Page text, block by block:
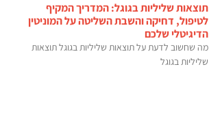
תוצאות שליליות בגוגל: המדריך המקיף
לטיפול, דחיקה והשבת השליטה על המוניטין
הדיגיטלי שלכם
מה שחשוב לדעת על תוצאות שליליות בגוגל תוצאות
שליליות בגוגל